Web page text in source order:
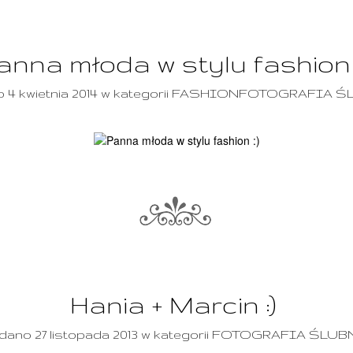
młoda w stylu fashion
4 kwietnia 2014 w kategorii FASHIONFOTOGRAFIA
Hania + Marcin :)
27 listopada 2013 w kategorii FOTOGRAFIA